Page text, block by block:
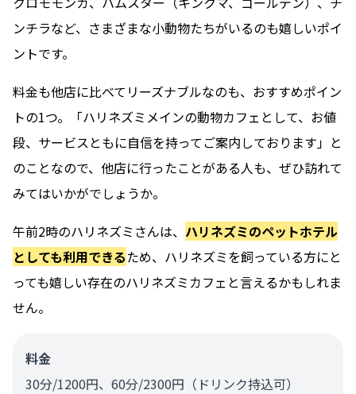
ンチラなど、さまざまな小動物たちがいるのも嬉しいポイ
ントです。
料金も他店に比べてリーズナブルなのも、おすすめポイン
トの1つ。「ハリネズミメインの動物カフェとして、お値
段、サービスともに自信を持ってご案内しております」と
のことなので、他店に行ったことがある人も、ぜひ訪れて
みてはいかがでしょうか。
午前2時のハリネズミさんは、 ハリネズミのペットホテル
としても利用できるため、ハリネズミを飼っている方にと
っても嬉しい存在のハリネズミカフェと言えるかもしれま
せん。
料金
30分/1200円、60分/2300円（ドリンク持込可）